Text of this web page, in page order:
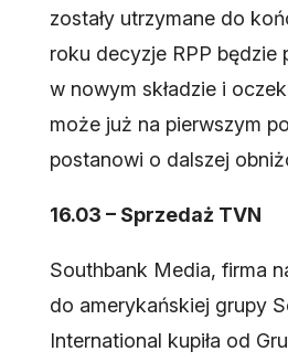
zostały utrzymane do
roku decyzje RPP będzie
w nowym składzie i
może już na pierwszym
postanowi o dalszej
16.03 – Sprzedaż TVN
Southbank Media, firma
do amerykańskiej grupy
International kupiła od